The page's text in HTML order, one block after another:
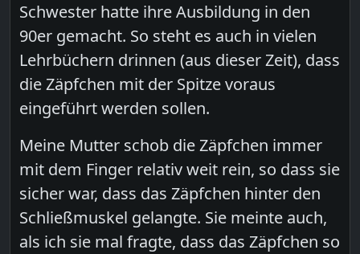
Schwester hatte ihre Ausbildung in den
90er gemacht. So steht es auch in vielen
Lehrbüchern drinnen (aus dieser Zeit), dass
die Zäpfchen mit der Spitze voraus
eingeführt werden sollen.
Meine Mutter schob die Zäpfchen immer
mit dem Finger relativ weit rein, so dass sie
sicher war, dass das Zäpfchen hinter den
Schließmuskel gelangte. Sie meinte auch,
als ich sie mal fragte, dass das Zäpfchen so